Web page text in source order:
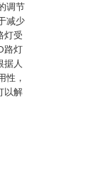
调节
减少
灯受
路灯
据人
性，
以解